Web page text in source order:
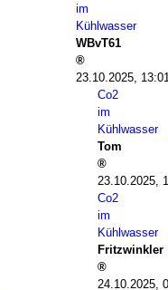
im
Kühlwasser
WBvT61
23.10.2025,
Co2
im
Kühlwasser
Tom
23.10.2025,
Co2
im
Kühlwasser
Fritzwinkler
24.10.2025,